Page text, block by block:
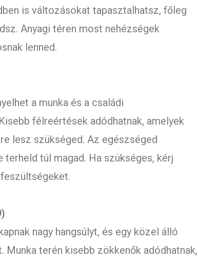
is változásokat tapasztalhatsz, főleg
Anyagi téren most nehézségek
lenned.
a munka és a családi
félreértések adódhatnak, amelyek
lesz szükséged. Az egészséged
túl magad. Ha szükséges, kérj
nagy hangsúlyt, és egy közel álló
terén kisebb zökkenők adódhatnak,